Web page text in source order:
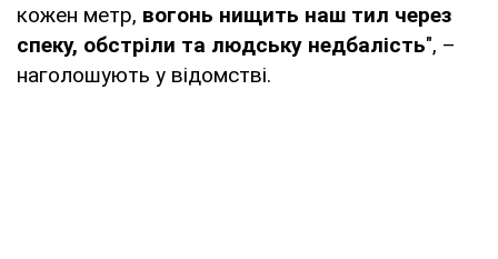
кожен метр, вогонь нищить наш тил через
спеку, обстріли та людську недбалість", –
наголошують у відомстві.